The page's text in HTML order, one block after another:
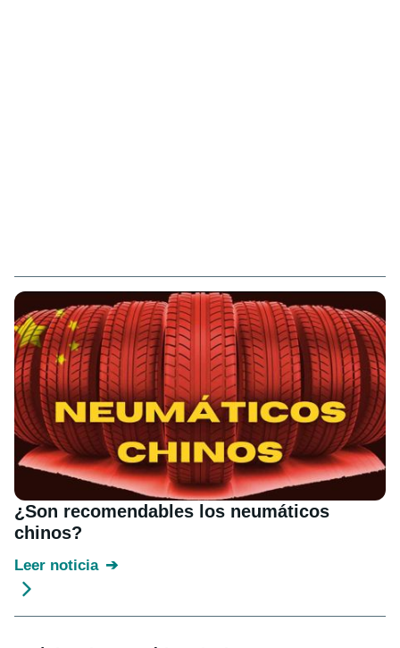
¿Son recomendables los neumáticos
chinos?
Leer noticia